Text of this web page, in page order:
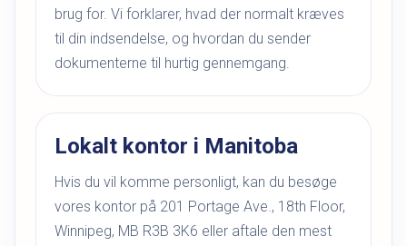
brug for. Vi forklarer, hvad der normalt kræves
til din indsendelse, og hvordan du sender
dokumenterne til hurtig gennemgang.
Lokalt kontor i Manitoba
Hvis du vil komme personligt, kan du besøge
vores kontor på 201 Portage Ave., 18th Floor,
Winnipeg, MB R3B 3K6 eller aftale den mest